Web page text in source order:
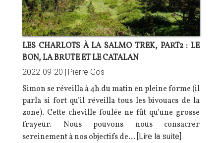
LES CHARLOTS À LA SALMO TREK, PART2 : LE
BON, LA BRUTE ET LE CATALAN
2022-09-20 | Pierre Gos
Simon se réveilla à 4h du matin en pleine forme (il
parla si fort qu’il réveilla tous les bivouacs de la
zone). Cette cheville foulée ne fût qu’une grosse
frayeur. Nous pouvons nous consacrer
sereinement à nos objectifs de… [Lire la suite]